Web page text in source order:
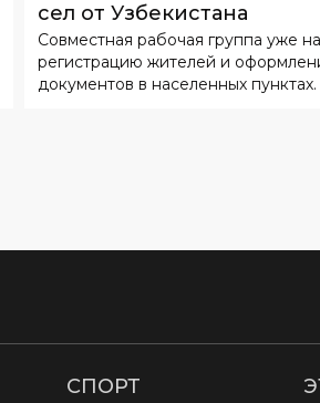
сел от Узбекистана
Совместная рабочая группа уже
регистрацию жителей и
документов в населенных пунктах.
СПОРТ